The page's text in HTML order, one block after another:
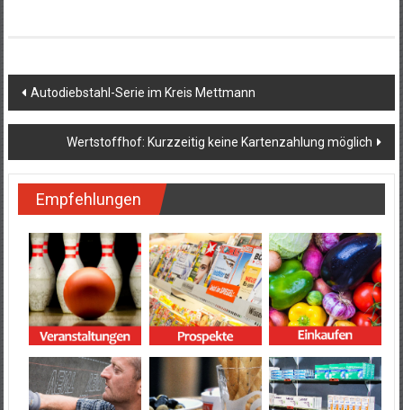
Beitragsnavigation
Autodiebstahl-Serie im Kreis Mettmann
Wertstoffhof: Kurzzeitig keine Kartenzahlung möglich
Empfehlungen